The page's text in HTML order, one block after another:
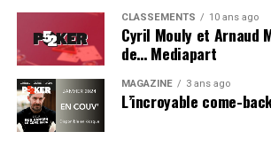
CLASSEMENTS 10 ans ago
Cyril Mouly et Arnaud
de… Mediapart
MAGAZINE 3 ans ago
L’incroyable come-